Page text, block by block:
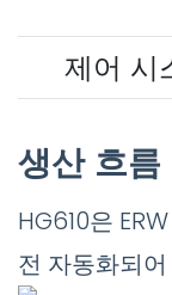
제어 시
생산 흐름
HG610은
전 자동화되